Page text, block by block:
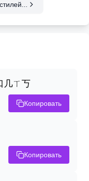
几ㄒ丂
Копировать
Копировать